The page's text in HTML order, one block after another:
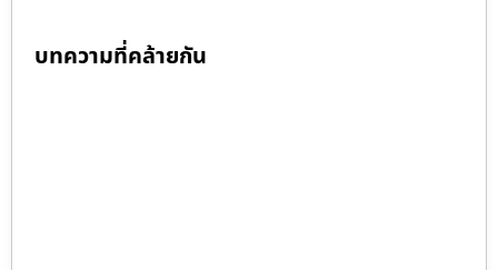
บทความที่คล้ายกัน